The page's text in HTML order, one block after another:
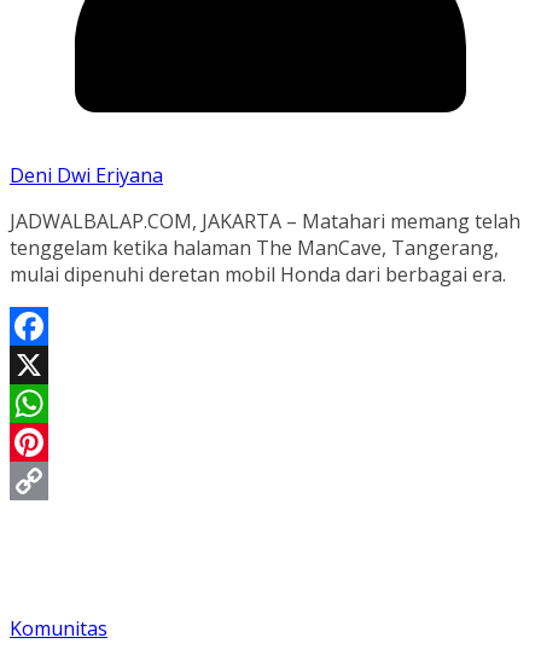
Deni Dwi Eriyana
JADWALBALAP.COM, JAKARTA – Matahari memang telah
tenggelam ketika halaman The ManCave, Tangerang,
mulai dipenuhi deretan mobil Honda dari berbagai era.
Facebook
X
WhatsApp
Pinterest
Komunitas